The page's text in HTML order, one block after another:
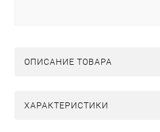
ОПИСАНИЕ ТОВАРА
ХАРАКТЕРИСТИКИ